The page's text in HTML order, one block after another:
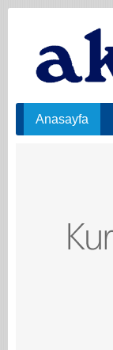
Anasayfa